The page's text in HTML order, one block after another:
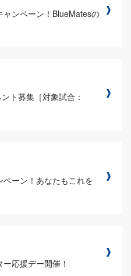
ャンペーン！BlueMatesの
ト募集［対象試合：
ーン！あなたもこれを
応援デー開催！